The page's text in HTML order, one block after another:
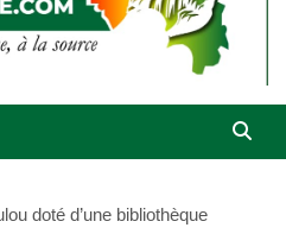
doté d’une bibliothèque